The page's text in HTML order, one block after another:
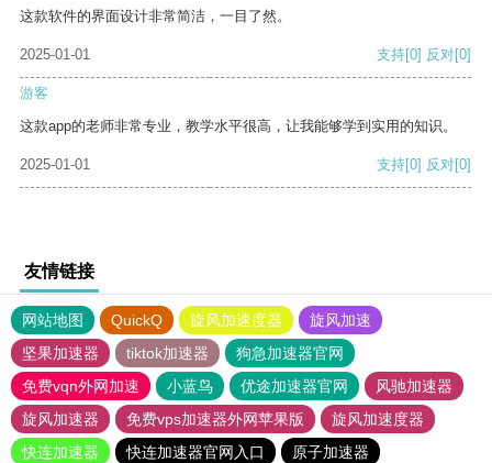
这款软件的界面设计非常简洁，一目了然。
2025-01-01 支持[0] 反对[0]
游客
这款app的老师非常专业，教学水平很高，让我能够学到实用的知识。
2025-01-01 支持[0] 反对[0]
友情链接
网站地图 QuickQ 旋风加速度器
旋风加速
坚果加速器
tiktok加速器
狗急加速器官网
免费vqn外网加速
小蓝鸟 优途加速器官网
风驰加速器
旋风加速器
免费vps加速器外网苹果版
旋风加速度器
快连加速器
快连加速器官网入口
原子加速器